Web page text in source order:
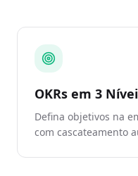
OKRs em 3
Defina objetivos na
com cascateamento